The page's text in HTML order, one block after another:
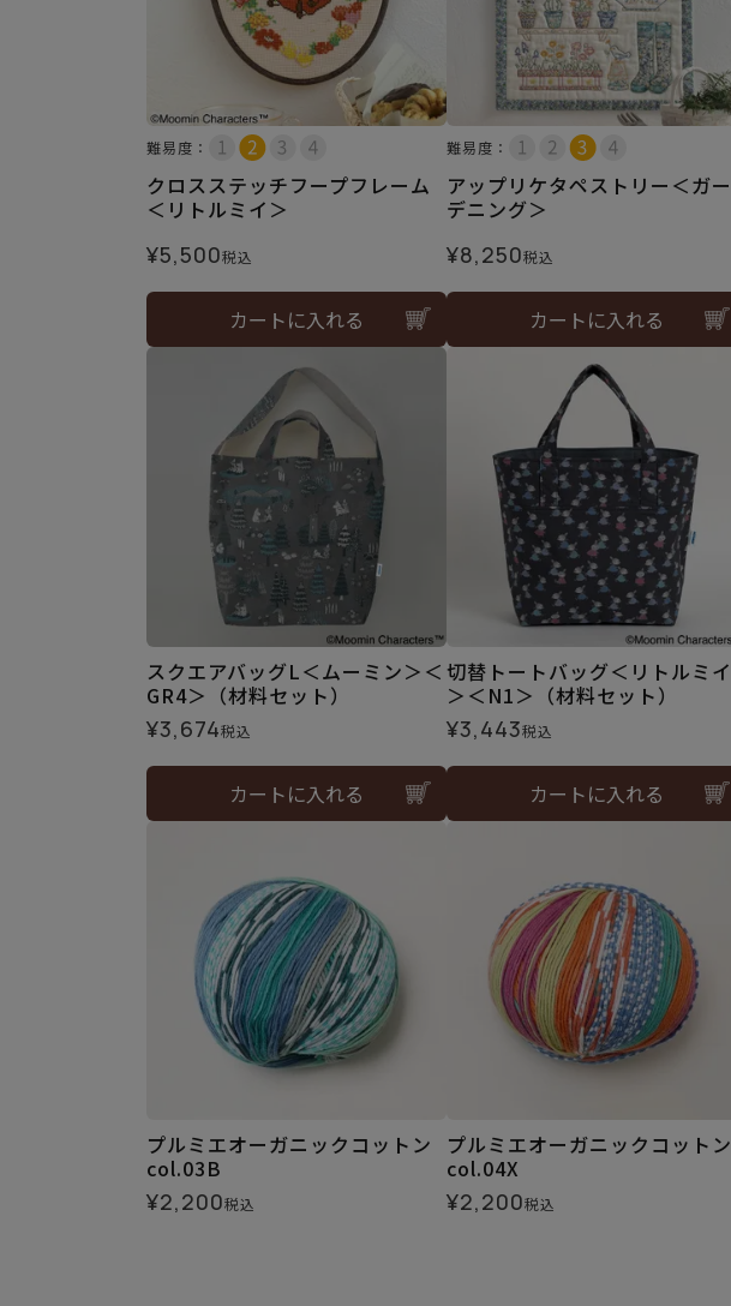
難易度：
クロスステッチフープフレーム
＜リトルミイ＞
¥5,500税込
カートに入れる
難易度：
アップリケタペストリー＜ガー
デニング＞
¥8,250税込
カートに入れる
スクエアバッグL＜ムーミン＞＜
GR4＞（材料セット）
¥3,674税込
カートに入れる
切替トートバッグ＜リトルミイ
＞＜N1＞（材料セット）
¥3,443税込
カートに入れる
プルミエオーガニックコットン
col.03B
¥2,200税込
プルミエオーガニックコットン
col.04X
¥2,200税込